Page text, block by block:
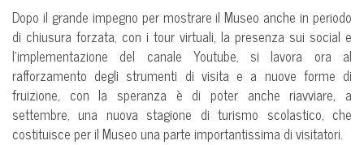
Dopo il grande impegno per mostrare il Museo anche in periodo
di chiusura forzata, con i tour virtuali, la presenza sui social e
l’implementazione del canale Youtube, si lavora ora al
rafforzamento degli strumenti di visita e a nuove forme di
fruizione, con la speranza è di poter anche riavviare, a
settembre, una nuova stagione di turismo scolastico, che
costituisce per il Museo una parte importantissima di visitatori.